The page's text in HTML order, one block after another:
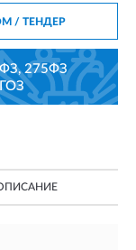
/ ТЕНДЕР
275ФЗ